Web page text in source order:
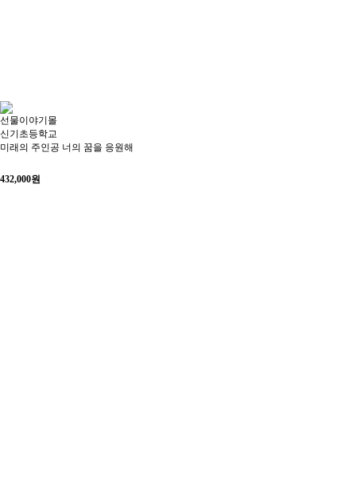
선물이야기몰
신기초등학교
미래의 주인공 너의 꿈을 응원해
432,000원